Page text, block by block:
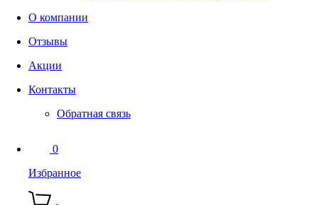
О компании
Отзывы
Акции
Контакты
Обратная связь
0
Избранное